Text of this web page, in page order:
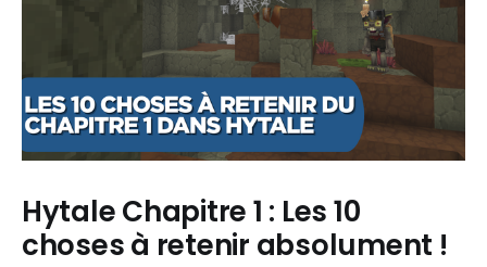
Hytale Chapitre 1 : Les 10
choses à retenir absolument !